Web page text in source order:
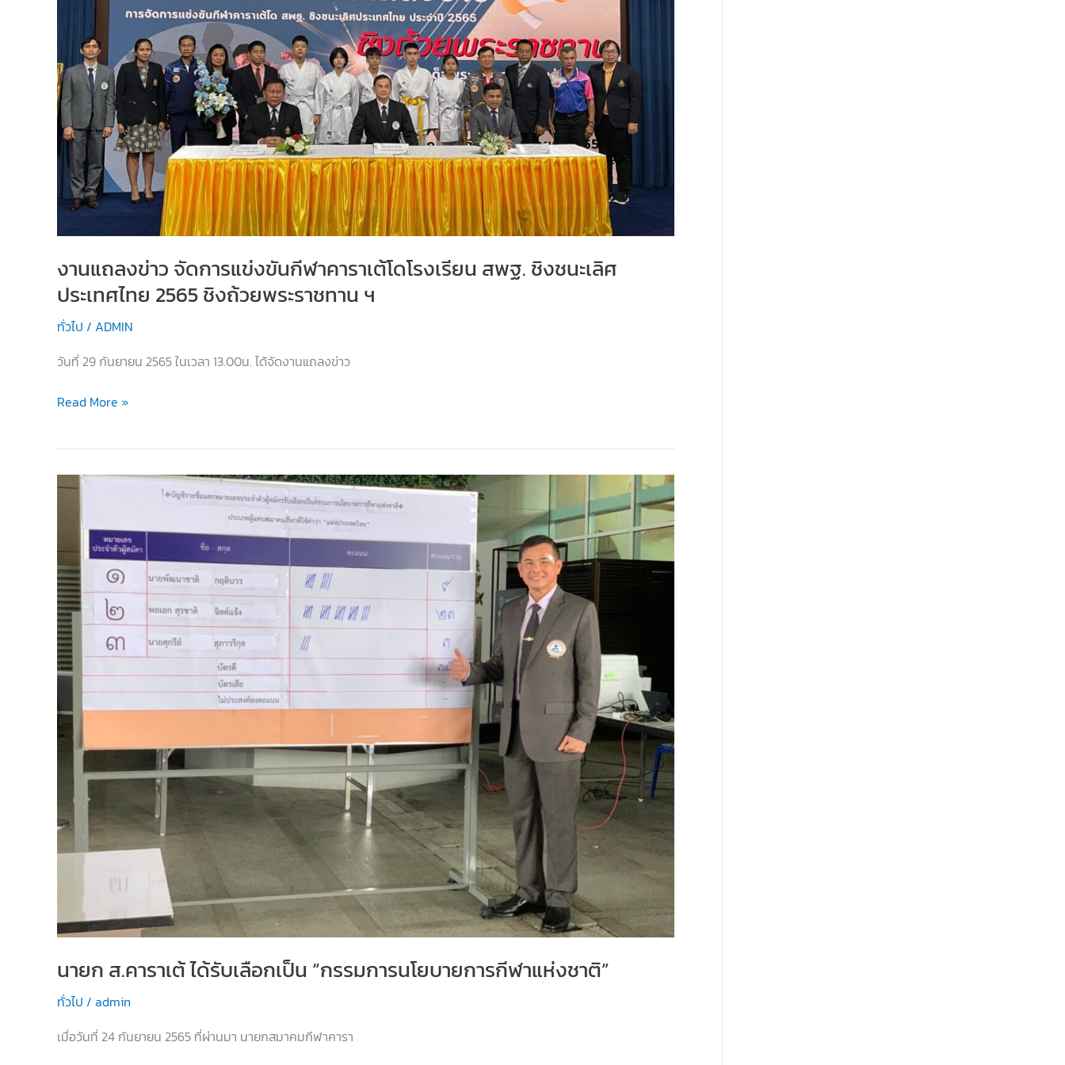
งานแถลงข่าว จัดการแข่งขันกีฬาคาราเต้โดโรงเรียน สพฐ. ชิงชนะเลิศ
ประเทศไทย 2565 ชิงถ้วยพระราชทาน ฯ
ทั่วไป / ADMIN
วันที่ 29 กันยายน 2565 ในเวลา 13.00น. ได้จัดงานแถลงข่าว
งาน
ข่าว
แข่งขัน
คาราเต้
โด
โรงเรียน
สพฐ.
ชิง
ชนะ
เลิศ
ประเทศไทย
2565
ชิง
ถ้วย
Read More »
นายก ส.คาราเต้ ได้รับเลือกเป็น “กรรมการนโยบายการกีฬาแห่งชาติ”
ทั่วไป / admin
เมื่อวันที่ 24 กันยายน 2565 ที่ผ่านมา นายกสมาคมกีฬาคารา